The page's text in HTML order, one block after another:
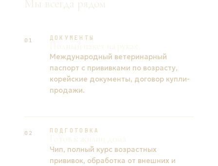
Мы всегда рядом
01 ДОКУМЕНТЫ
Международный ветеринарный
паспорт с прививками по возрасту,
корейские документы, договор купли-
продажи.
02 ПОДГОТОВКА
Чип, полный курс возрастных
прививок, обработка от внешних и